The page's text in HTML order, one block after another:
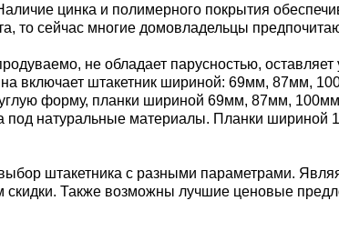
цинка и полимерного покрытия
сейчас многие домовладельцы
не обладает парусностью,
включает штакетник шириной: 69мм, 87мм,
форму, планки шириной 69мм, 87мм,
натуральные материалы. Планки шириной
штакетника с разными параметрами.
Также возможны лучшие ценовые